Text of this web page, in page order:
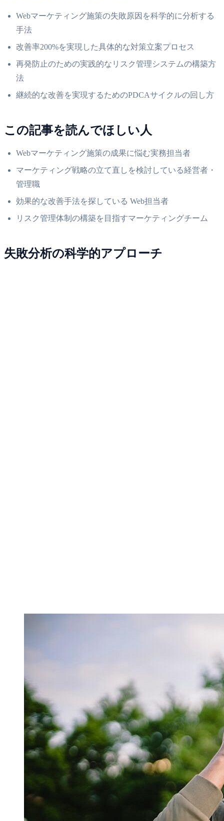
Webマーケティング施策の失敗原因を科学的に分析する
手法
改善率200%を実現した具体的な対策立案プロセス
再発防止のための実践的なリスク管理システムの構築方
法
継続的な改善を実現するためのPDCAサイクルの回し方
この記事を読んでほしい人
Webマーケティング施策の成果に悩む実務担当者
マーケティング戦略の立て直しを検討している経営者・
管理職
効果的な改善手法を探している Web担当者
リスク管理体制の構築を目指すマーケティングチーム
失敗分析の科学的アプローチ